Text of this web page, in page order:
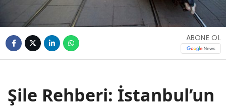
ABONE OL
Şile Rehberi: İstanbul’un